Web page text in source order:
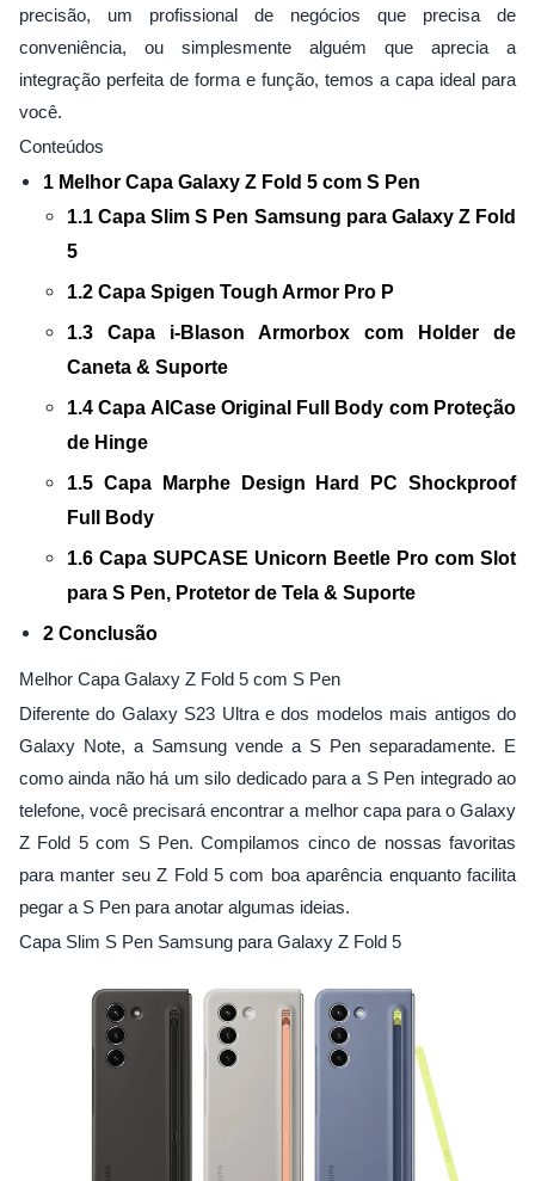
precisão, um profissional de negócios que precisa de
conveniência, ou simplesmente alguém que aprecia a
integração perfeita de forma e função, temos a capa ideal para
você.
Conteúdos
1 Melhor Capa Galaxy Z Fold 5 com S Pen
1.1 Capa Slim S Pen Samsung para Galaxy Z Fold
5
1.2 Capa Spigen Tough Armor Pro P
1.3 Capa i-Blason Armorbox com Holder de
Caneta & Suporte
1.4 Capa AICase Original Full Body com Proteção
de Hinge
1.5 Capa Marphe Design Hard PC Shockproof
Full Body
1.6 Capa SUPCASE Unicorn Beetle Pro com Slot
para S Pen, Protetor de Tela & Suporte
2 Conclusão
Melhor Capa Galaxy Z Fold 5 com S Pen
Diferente do Galaxy S23 Ultra e dos modelos mais antigos do
Galaxy Note, a Samsung vende a S Pen separadamente. E
como ainda não há um silo dedicado para a S Pen integrado ao
telefone, você precisará encontrar a melhor capa para o Galaxy
Z Fold 5 com S Pen. Compilamos cinco de nossas favoritas
para manter seu Z Fold 5 com boa aparência enquanto facilita
pegar a S Pen para anotar algumas ideias.
Capa Slim S Pen Samsung para Galaxy Z Fold 5